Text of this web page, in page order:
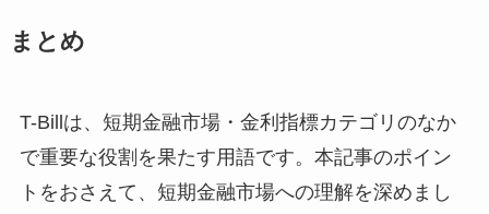
まとめ
T-Billは、短期金融市場・金利指標カテゴリのなか
で重要な役割を果たす用語です。本記事のポイン
トをおさえて、短期金融市場への理解を深めまし